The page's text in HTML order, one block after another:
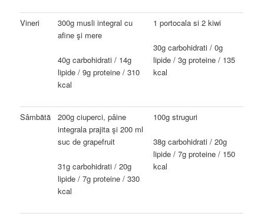
Vineri
300g musli integral cu
afine şi mere
40g carbohidrati / 14g
lipide / 9g proteine / 310
kcal
1 portocala si 2 kiwi
30g carbohidrati / 0g
lipide / 3g proteine / 135
kcal
Sâmbătă
200g ciuperci, pâine
integrala prajita şi 200 ml
suc de grapefruit
31g carbohidrati / 20g
lipide / 7g proteine / 330
kcal
100g struguri
38g carbohidrati / 20g
lipide / 7g proteine / 150
kcal